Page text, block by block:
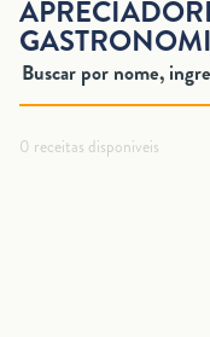
0 receitas disponiveis